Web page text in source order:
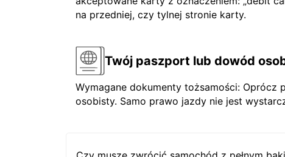
na przedniej, czy tylnej stronie karty.
Twój paszport lub dowód
Wymagane dokumenty tożsamości:
osobisty. Samo prawo jazdy nie jest